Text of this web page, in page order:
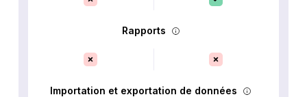
Rapports
Importation et exportation de données